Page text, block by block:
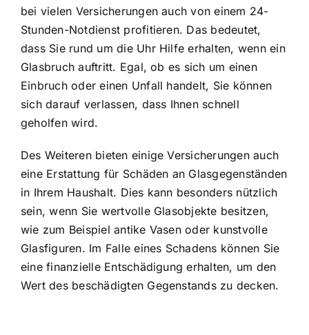
bei vielen Versicherungen auch von einem 24-
Stunden-Notdienst profitieren. Das bedeutet,
dass Sie rund um die Uhr Hilfe erhalten, wenn ein
Glasbruch auftritt. Egal, ob es sich um einen
Einbruch oder einen Unfall handelt, Sie können
sich darauf verlassen, dass Ihnen schnell
geholfen wird.
Des Weiteren bieten einige Versicherungen auch
eine Erstattung für Schäden an Glasgegenständen
in Ihrem Haushalt. Dies kann besonders nützlich
sein, wenn Sie wertvolle Glasobjekte besitzen,
wie zum Beispiel antike Vasen oder kunstvolle
Glasfiguren. Im Falle eines Schadens können Sie
eine finanzielle Entschädigung erhalten, um den
Wert des beschädigten Gegenstands zu decken.